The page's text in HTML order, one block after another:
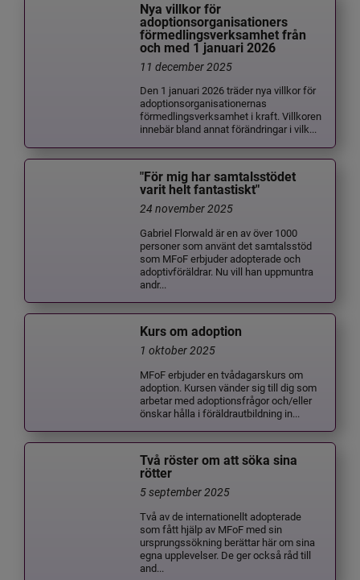
Nya villkor för
adoptionsorganisationers
förmedlingsverksamhet från
och med 1 januari 2026
11 december 2025
Den 1 januari 2026 träder nya villkor för
adoptionsorganisationernas
förmedlingsverksamhet i kraft. Villkoren
innebär bland annat förändringar i vilk...
"För mig har samtalsstödet
varit helt fantastiskt"
24 november 2025
Gabriel Florwald är en av över 1000
personer som använt det samtalsstöd
som MFoF erbjuder adopterade och
adoptivföräldrar. Nu vill han uppmuntra
andr...
Kurs om adoption
1 oktober 2025
MFoF erbjuder en tvådagarskurs om
adoption. Kursen vänder sig till dig som
arbetar med adoptionsfrågor och/eller
önskar hålla i föräldrautbildning in...
Två röster om att söka sina
rötter
5 september 2025
Två av de internationellt adopterade
som fått hjälp av MFoF med sin
ursprungssökning berättar här om sina
egna upplevelser. De ger också råd till
and...